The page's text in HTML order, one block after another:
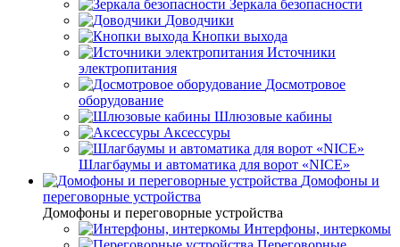
Зеркала безопасности
Доводчики
Кнопки выхода
Источники
электропитания
Досмотровое
оборудование
Шлюзовые кабины
Аксессуры
Шлагбаумы и автоматика для ворот «NICE»
Домофоны и
переговорные устройства
Домофоны и переговорные устройства
Интерфоны, интеркомы